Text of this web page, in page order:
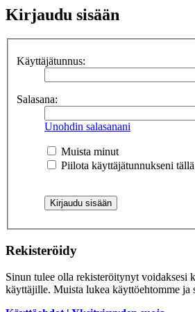
Kirjaudu sisään
Käyttäjätunnus:
Salasana:
Unohdin salasanani
Muista minut
Piilota käyttäjätunnukseni
Rekisteröidy
Sinun tulee olla rekisteröitynyt voidaksesi
käyttäjille. Muista lukea käyttöehtomme